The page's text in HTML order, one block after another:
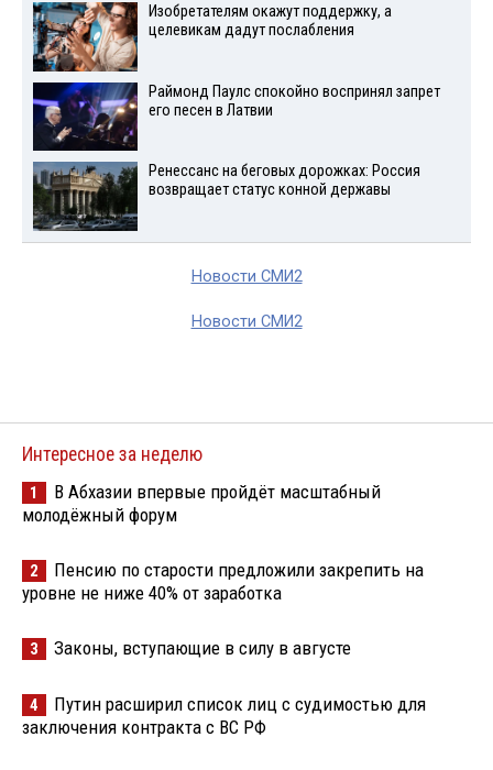
Изобретателям окажут поддержку, а
целевикам дадут послабления
Раймонд Паулс спокойно воспринял запрет
его песен в Латвии
Ренессанс на беговых дорожках: Россия
возвращает статус конной державы
Новости СМИ2
Новости СМИ2
Интересное за неделю
1
В Абхазии впервые пройдёт масштабный
молодёжный форум
2
Пенсию по старости предложили закрепить на
уровне не ниже 40% от заработка
3 Законы, вступающие в силу в августе
4
Путин расширил список лиц с судимостью для
заключения контракта с ВС РФ